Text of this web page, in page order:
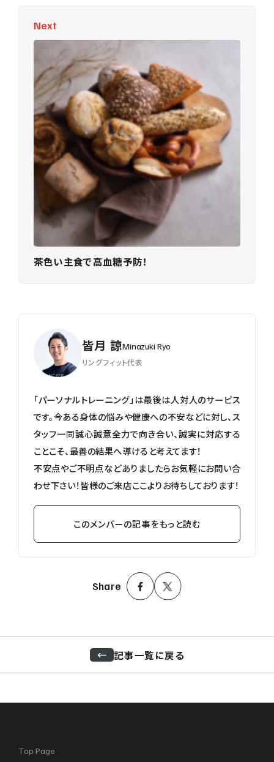
Next
茶色い主食で高血糖予防！
皆月 諒Minazuki Ryo
リングフィット代表
「パーソナルトレーニング」は最後は人対人のサービス
です。今ある身体の悩みや健康への不安などに対し、ス
タッフ一同誠心誠意全力で向き合い、誠実に対応する
ことこそ、最善の結果へ導けると考えてます！
不安点やご不明点などありましたらお気軽にお問い合
わせ下さい！皆様のご来店ここよりお待ちしております！
このメンバーの記事をもっと読む
Share
記事一覧に戻る
Top Page